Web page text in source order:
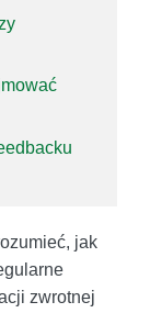
jak
zwrotnej